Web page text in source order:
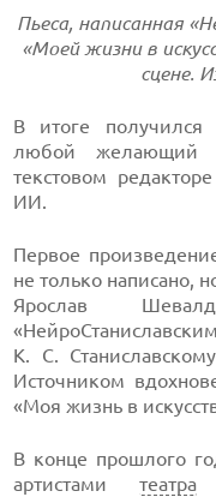
Пьеса, написанная
«Моей жизни в
сцене.
В итоге получился
любой желающий
текстовом
ИИ.
Первое
не только написано,
Ярослав
К. С.
Источником
«Моя жизнь в
В конце прошлого
артистами театра